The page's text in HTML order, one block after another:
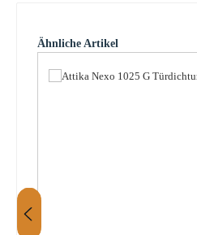
Produktgalerie überspringen
Ähnliche Artikel